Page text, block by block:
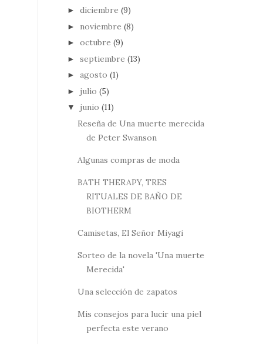
► diciembre (9)
► noviembre (8)
► octubre (9)
► septiembre (13)
► agosto (1)
► julio (5)
▼ junio (11)
Reseña de Una muerte merecida
de Peter Swanson
Algunas compras de moda
BATH THERAPY, TRES
RITUALES DE BAÑO DE
BIOTHERM
Camisetas, El Señor Miyagi
Sorteo de la novela 'Una muerte
Merecida'
Una selección de zapatos
Mis consejos para lucir una piel
perfecta este verano